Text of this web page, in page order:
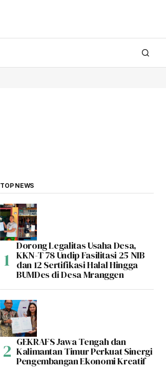
TOP NEWS
Dorong Legalitas Usaha Desa,
KKN-T 78 Undip Fasilitasi 25 NIB
dan 12 Sertifikasi Halal Hingga
BUMDes di Desa Mranggen
GEKRAFS Jawa Tengah dan
Kalimantan Timur Perkuat Sinergi
Pengembangan Ekonomi Kreatif